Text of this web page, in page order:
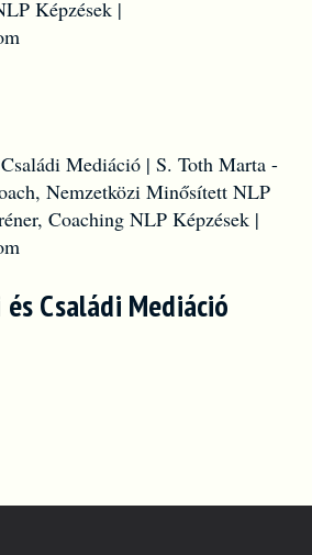
Családi Mediáció